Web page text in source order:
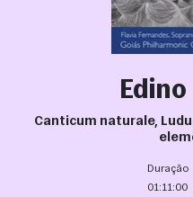
Canticum naturale,
Duração
01:11:00